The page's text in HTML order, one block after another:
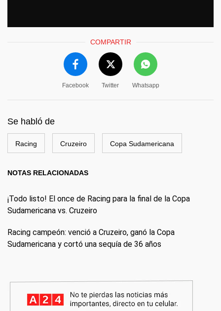
COMPARTIR
Facebook Twitter Whatsapp
Se habló de
Racing Cruzeiro Copa Sudamericana
NOTAS RELACIONADAS
¡Todo listo! El once de Racing para la final de la Copa
Sudamericana vs. Cruzeiro
Racing campeón: venció a Cruzeiro, ganó la Copa
Sudamericana y cortó una sequía de 36 años